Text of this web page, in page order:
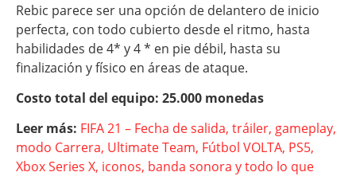
Rebic parece ser una opción de delantero de inicio
perfecta, con todo cubierto desde el ritmo, hasta
habilidades de 4* y 4 * en pie débil, hasta su
finalización y físico en áreas de ataque.
Costo total del equipo: 25.000 monedas
Leer más: FIFA 21 – Fecha de salida, tráiler, gameplay,
modo Carrera, Ultimate Team, Fútbol VOLTA, PS5,
Xbox Series X, iconos, banda sonora y todo lo que